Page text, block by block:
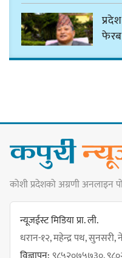
कोशी प्रदेशको अग्रणी अनलाइन
न्यूजईस्ट मिडिया प्रा. ली.
धरान-१२, महेन्द्र पथ, सुनसरी,